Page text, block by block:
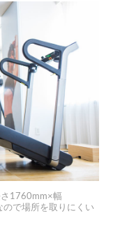
1760mm×幅
で場所を取りにくい